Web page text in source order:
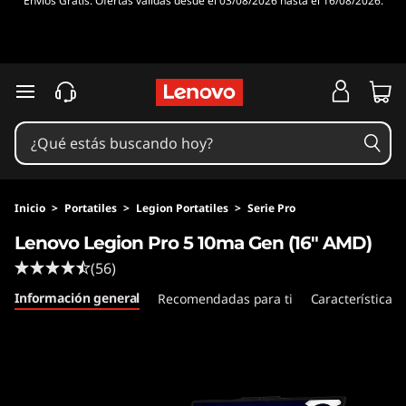
e
g
u
n
a
Ir al contenido principal
Inicio > Portatiles > Legion Portatiles > Serie Pro
Lenovo Legion Pro 5 10ma Gen (16" AMD)
(56)
Información general Recomendadas para ti Características